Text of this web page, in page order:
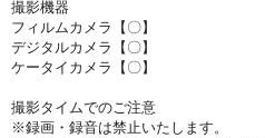
撮影機器
フィルムカメラ【〇】
デジタルカメラ【〇】
ケータイカメラ【〇】
撮影タイムでのご注意
※録画・録音は禁止いたします。